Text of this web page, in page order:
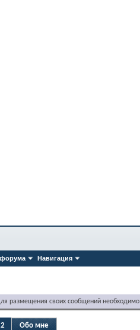
Навигация
размещения своих сообщений необходимо
Обо мне